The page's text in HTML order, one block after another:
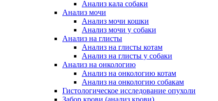
Анализ кала собаки
Анализ мочи
Анализ мочи кошки
Анализ мочи у собаки
Анализ на глисты
Анализ на глисты котам
Анализ на глисты у собаки
Анализ на онкологию
Анализ на онкологию котам
Анализ на онкологию собакам
Гистологическое исследование опухоли